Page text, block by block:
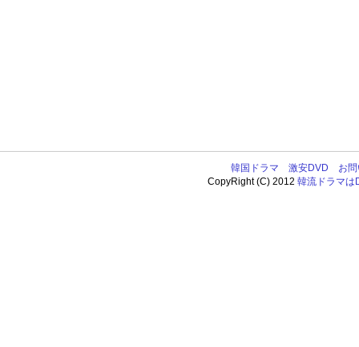
韓国ドラマ 激安DVD
お
CopyRight (C) 2012韓流ドラマは